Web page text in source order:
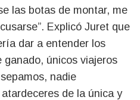
las botas de montar, me
Explicó Juret que
dar a entender los
únicos viajeros
nadie
de la única y